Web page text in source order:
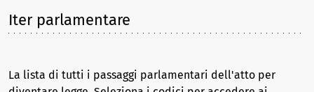
Iter parlamentare
La lista di tutti i passaggi parlamentari dell'atto per